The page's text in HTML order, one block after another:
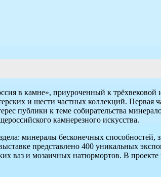
в камне», приуроченный к трёхвековой
и шести частных коллекций. Первая
публики к теме собирательства
камнерезного искусства.
минералы бесконечных способностей,
представлено 400 уникальных
ваз и мозаичных натюрмортов. В